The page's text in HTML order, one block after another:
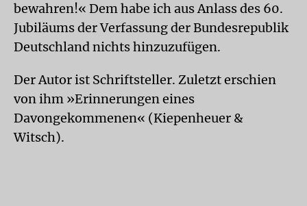
bewahren!« Dem habe ich aus Anlass des 60.
Jubiläums der Verfassung der Bundesrepublik
Deutschland nichts hinzuzufügen.
Der Autor ist Schriftsteller. Zuletzt erschien
von ihm »Erinnerungen eines
Davongekommenen« (Kiepenheuer &
Witsch).